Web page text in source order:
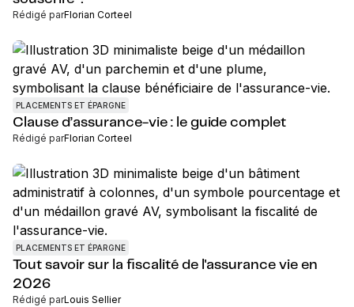
Rédigé parFlorian Corteel
PLACEMENTS ET ÉPARGNE
Clause d’assurance-vie : le guide complet
Rédigé parFlorian Corteel
PLACEMENTS ET ÉPARGNE
Tout savoir sur la fiscalité de l'assurance vie en
2026
Rédigé parLouis Sellier